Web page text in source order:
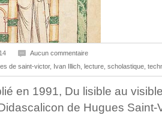
Aucun commentaire
de saint-victor, Ivan Illich lecture scholastique
en 1991, Du lisible au
de Hugues Saint-